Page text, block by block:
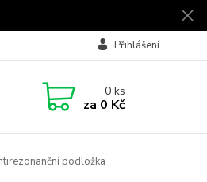
Přihlášení
0ks
za 0 Kč
podložka